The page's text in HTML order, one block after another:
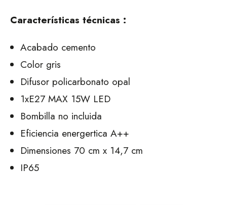
Características técnicas :
Acabado cemento
Color gris
Difusor policarbonato opal
1xE27 MAX 15W LED
Bombilla no incluida
Eficiencia energertica A++
Dimensiones 70 cm x 14,7 cm
IP65